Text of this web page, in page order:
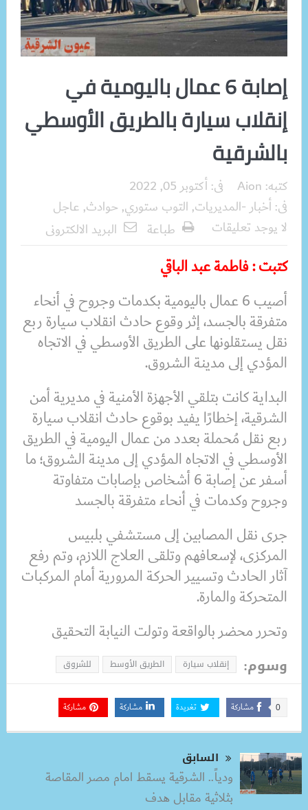
إصابة 6 عمال باليومية في
إنقلاب سيارة بالطريق الأوسطي
بالشرقية
كتبه: Aion فى:أكتوبر 05, 2022
فى:أخبار -المديريات, التوب ستوري, حوادث, عاجل
لا يوجد تعليقات
طباعة البريد الالكترونى
كتبت : فاطمة عبد الباقي
أصيب 6 عمال باليومية بكدمات وجروح في أنحاء
متفرقة بالجسد، إثر وقوع حادث انقلاب سيارة ربع
نقل يستقلونها على الطريق الأوسطي في الاتجاه
المؤدي إلى مدينة الشروق.
البداية كانت بتلقي الأجهزة الأمنية في مديرية أمن
الشرقية، إخطارًا يفيد بوقوع حادث انقلاب سيارة
ربع نقل مُحملة بعدد من عمال اليومية في الطريق
الأوسطي في الاتجاه المؤدي إلى مدينة الشروق؛ ما
أسفر عن إصابة 6 أشخاص بإصابات متفاوتة
وجروح وكدمات في أنحاء متفرقة بالجسد
جرى نقل المصابين إلى مستشفي بلبيس
المركزى، لإسعافهم وتلقى العلاج اللازم، وتم رفع
آثار الحادث وتسيير الحركة المرورية أمام المركبات
المتحركة والمارة.
وتحرر محضر بالواقعة وتولت النيابة التحقيق
وسوم: إنقلاب سيارة الطريق الأوسط للشروق
مشاركة 0 تغريدة مشاركة مشاركة
السابق
ودياً.. الشرقية يسقط امام مصر المقاصة
بثلاثية مقابل هدف